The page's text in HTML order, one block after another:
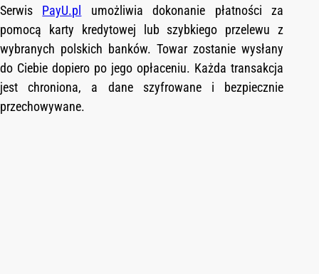
Serwis PayU.pl
umożliwia dokonanie płatności za
pomocą karty kredytowej lub szybkiego przelewu z
wybranych polskich banków. Towar zostanie wysłany
do Ciebie dopiero po jego opłaceniu. Każda transakcja
jest chroniona, a dane szyfrowane i bezpiecznie
przechowywane.